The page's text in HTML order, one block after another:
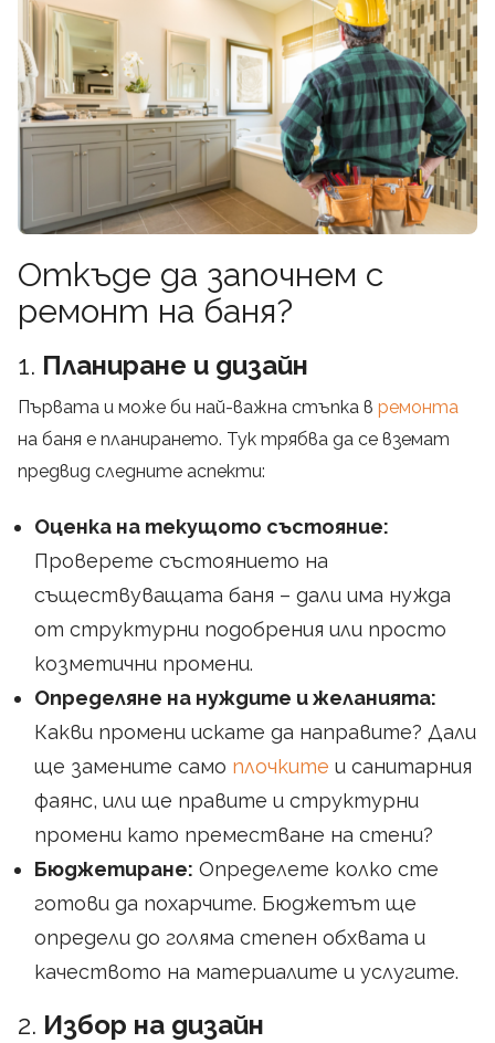
Откъде да започнем с
ремонт на баня?
1. Планиране и дизайн
Първата и може би най-важна стъпка в ремонта
на баня е планирането. Тук трябва да се вземат
предвид следните аспекти:
Оценка на текущото състояние:
Проверете състоянието на
съществуващата баня – дали има нужда
от структурни подобрения или просто
козметични промени.
Определяне на нуждите и желанията:
Какви промени искате да направите? Дали
ще замените само плочките и санитарния
фаянс, или ще правите и структурни
промени като преместване на стени?
Бюджетиране: Определете колко сте
готови да похарчите. Бюджетът ще
определи до голяма степен обхвата и
качеството на материалите и услугите.
2. Избор на дизайн